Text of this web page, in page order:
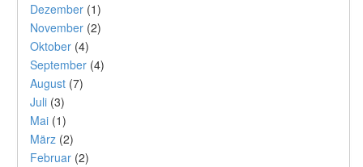
Dezember (1)
November (2)
Oktober (4)
September (4)
August (7)
Juli (3)
Mai (1)
März (2)
Februar (2)